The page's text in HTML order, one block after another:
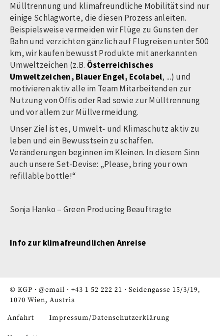
Mülltrennung und klimafreundliche Mobilität sind nur
einige Schlagworte, die diesen Prozess anleiten.
Beispielsweise vermeiden wir Flüge zu Gunsten der
Bahn und verzichten gänzlich auf Flugreisen unter 500
km, wir kaufen bewusst Produkte mit anerkannten
Umweltzeichen (z.B. Österreichisches
Umweltzeichen, Blauer Engel, Ecolabel, ...) und
motivieren aktiv alle im Team Mitarbeitenden zur
Nutzung von Öffis oder Rad sowie zur Mülltrennung
und vor allem zur Müllvermeidung.
Unser Ziel ist es, Umwelt- und Klimaschutz aktiv zu
leben und ein Bewusstsein zu schaffen.
Veränderungen beginnen im Kleinen. In diesem Sinn
auch unsere Set-Devise: „Please, bring your own
refillable bottle!“
Sonja Hanko – Green Producing Beauftragte
Info zur klimafreundlichen Anreise
© KGP · @email · +43 1 52 222 21 · Seidengasse 15/3/19,
1070 Wien, Austria
Fußzeile
Anfahrt Impressum/Datenschutzerklärung